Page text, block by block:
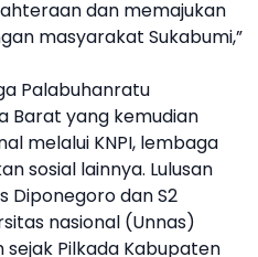
dan memajukan
masyarakat Sukabumi,”
Palabuhanratu
Barat yang kemudian
melalui KNPI, lembaga
sosial lainnya. Lulusan
Diponegoro dan S2
nasional (Unnas)
Pilkada Kabupaten